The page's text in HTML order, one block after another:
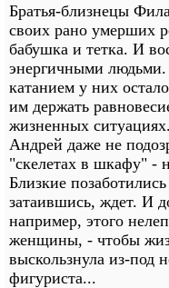
Братья-близнецы
своих рано умерших
бабушка и тетка. И
энергичными
катанием у них
им держать
жизненных
Андрей даже не
"скелетах в шкафу" -
Близкие
затаившись, ждет. И
например, этого
женщины, - чтобы
выскользнула из-под
фигуриста...